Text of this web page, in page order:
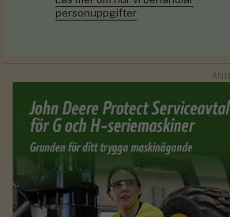
personuppgifter